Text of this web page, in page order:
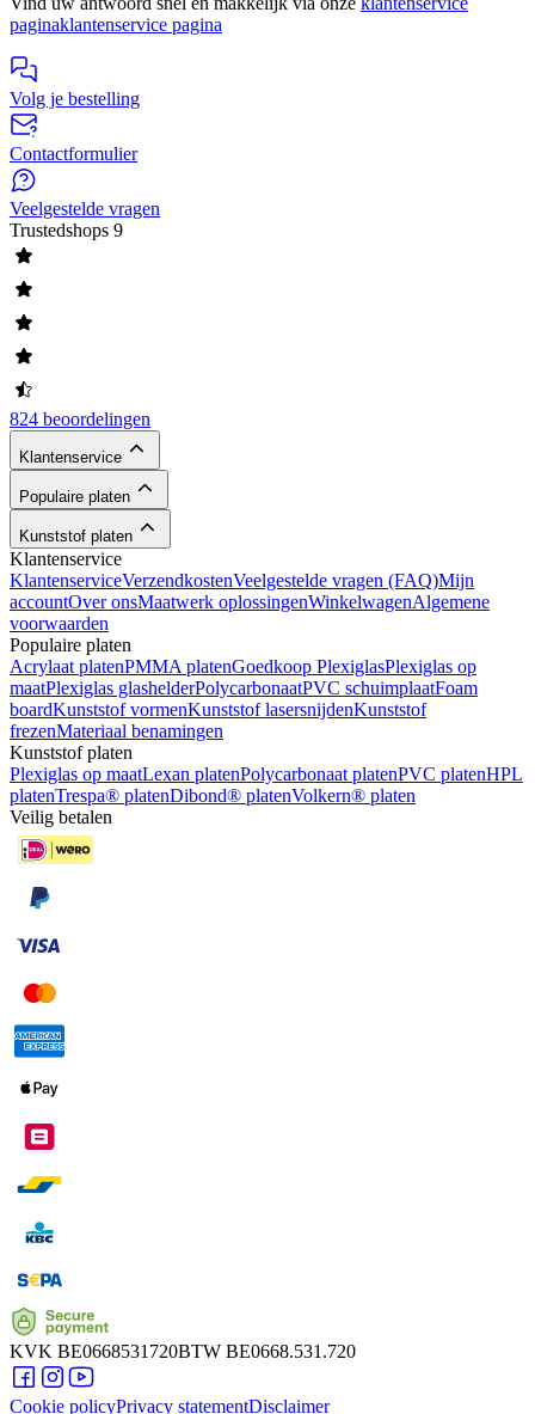
paginaklantenservice pagina
Volg je bestelling
Contactformulier
Veelgestelde vragen
Trustedshops 9
824 beoordelingen
Klantenservice
Populaire platen
Kunststof platen
Klantenservice
KlantenserviceVerzendkostenVeelgestelde vragen (FAQ)Mijn
accountOver onsMaatwerk oplossingenWinkelwagenAlgemene
voorwaarden
Populaire platen
Acrylaat platenPMMA platenGoedkoop PlexiglasPlexiglas op
maatPlexiglas glashelderPolycarbonaatPVC schuimplaatFoam
boardKunststof vormenKunststof lasersnijdenKunststof
frezenMateriaal benamingen
Kunststof platen
Plexiglas op maatLexan platenPolycarbonaat platenPVC platenHPL
platenTrespa® platenDibond® platenVolkern® platen
Veilig betalen
KVK BE0668531720BTW BE0668.531.720
Cookie policyPrivacy statementDisclaimer